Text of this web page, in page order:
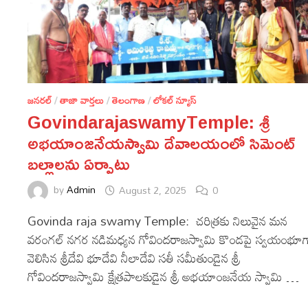
జనరల్/తాజా వార్తలు/తెలంగాణ/లోకల్ న్యూస్
GovindarajaswamyTemple: శ్రీ
అభయాంజనేయస్వామి దేవాలయంలో సిమెంట్
బల్లాలను ఏర్పాటు
byAdmin August 2, 2025 0
Govinda raja swamy Temple: చరిత్రకు నిలువైన మన
వరంగల్ నగర నడిమధ్యన గోవిందరాజస్వామి కొండపై
వెలిసిన శ్రీదేవి భూదేవి నీలాదేవి సతీ సమీతుండైన శ్రీ
గోవిందరాజస్వామి క్షేత్రపాలకుడైన శ్రీ అభయాంజనేయ స్వామి …